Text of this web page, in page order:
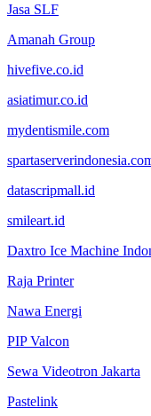
Jasa SLF
Amanah Group
hivefive.co.id
asiatimur.co.id
mydentismile.com
datascripmall.id
smileart.id
Daxtro Ice Machine
Raja Printer
Nawa Energi
PIP Valcon
Sewa Videotron Jakarta
Pastelink